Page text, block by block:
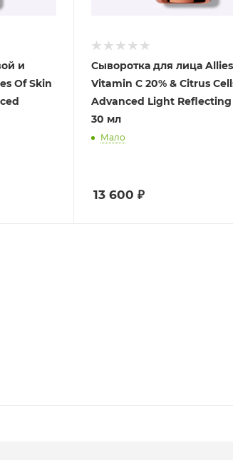
и
Of Skin
Сыворотка для лица
Vitamin C 20% & Citrus
Advanced Light
30 мл
Мало
13 600 ₽